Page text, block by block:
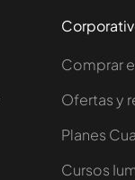
Comprar
Ofertas y
Planes
Cursos